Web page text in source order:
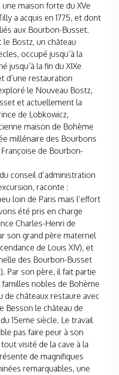
une maison forte du XVe
a acquis en 1775, et dont
aux Bourbon-Busset.
Bostz, un château
occupé jusqu’à la
jusqu’à la fin du XIXe
d’une restauration
le Nouveau Bostz,
et actuellement la
de Lobkowicz,
maison de Bohème
millénaire des Bourbons
de Bourbon-
conseil d’administration
raconte :
loin de Paris mais l’effort
été pris en charge
Charles-Henri de
son grand père maternel
de Louis XIV), et
des Bourbon-Busset
Par son père, il fait partie
familles nobles de Bohème
de châteaux restaure avec
Besson le château de
15eme siècle. Le travail
pas faire peur à son
visité de la cave à la
de magnifiques
remarquables, une